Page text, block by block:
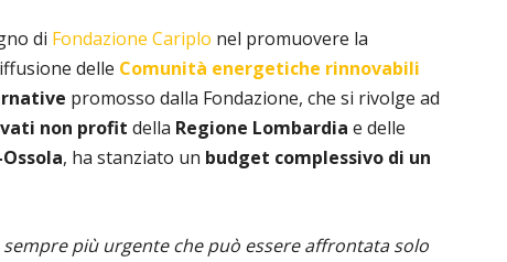
di Fondazione Cariplo nel promuovere la
delle Comunità energetiche rinnovabili
promosso dalla Fondazione, che si rivolge ad
non profit della Regione Lombardia e delle
, ha stanziato un budget complessivo di un
più urgente che può essere affrontata solo